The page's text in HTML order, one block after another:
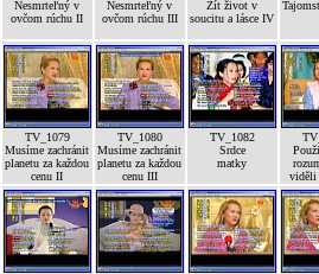
Nesmrteľný v
ovčom rúchu II
Nesmrteľný v
ovčom rúchu III
Žít život v
soucitu a lásce IV
TV_1079
Musíme zachránit
planetu za každou
cenu II
TV_1080
Musíme zachránit
planetu za každou
cenu III
TV_1082
Srdce
matky
viděli